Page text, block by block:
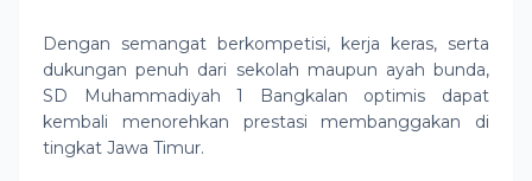
Dengan semangat berkompetisi, kerja keras, serta
dukungan penuh dari sekolah maupun ayah bunda,
SD Muhammadiyah 1 Bangkalan optimis dapat
kembali menorehkan prestasi membanggakan di
tingkat Jawa Timur.